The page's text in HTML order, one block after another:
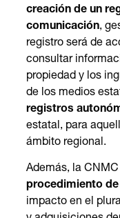
creación de un
comunicación,
registro será de
consultar
propiedad y los
de los medios
registros
estatal, para
ámbito regional.
Además, la
procedimiento
impacto en el